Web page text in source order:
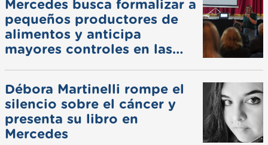
Mercedes busca formalizar a
pequeños productores de
alimentos y anticipa
mayores controles en las
Débora Martinelli rompe el
silencio sobre el cáncer y
presenta su libro en
Mercedes